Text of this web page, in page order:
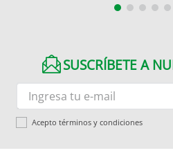
SUSCRÍBETE A
Acepto términos y condiciones